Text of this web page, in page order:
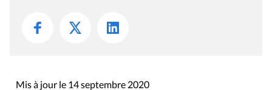
Mis à jour le 14 septembre 2020